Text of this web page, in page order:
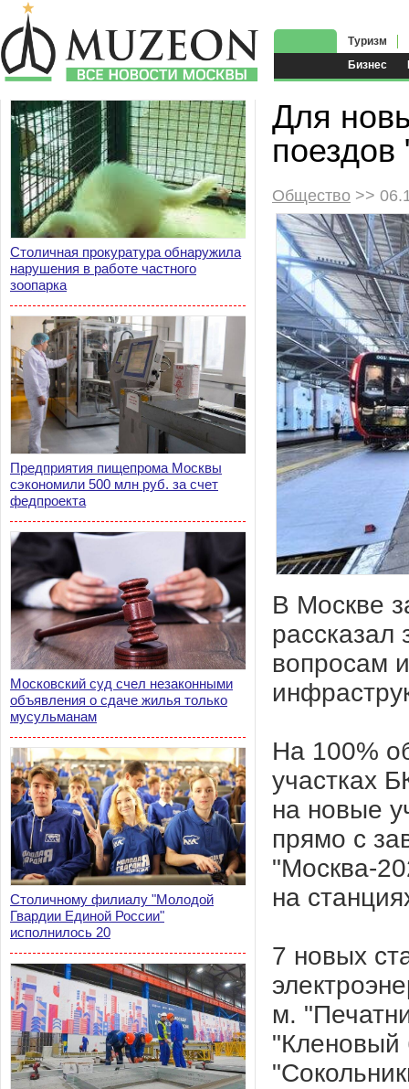
Бизнес
Туризм
Столичная прокуратура обнаружила
нарушения в работе частного
зоопарка
Предприятия пищепрома Москвы
сэкономили 500 млн руб. за счет
федпроекта
Московский суд счел незаконными
объявления о сдаче жилья только
мусульманам
Столичному филиалу "Молодой
Гвардии Единой России"
исполнилось 20
Для
Общество >>
В Москве
вопросам
На 100%
участках
на новые
прямо с
"Москва-
на
7 новых
м.
"Кленовый